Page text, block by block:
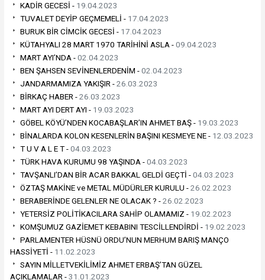
KADİR GECESİ - 19.04.2023
TUVALET DEYİP GEÇMEMELİ - 17.04.2023
BURUK BİR CİMCİK GECESİ - 17.04.2023
KÜTAHYALI 28 MART 1970 TARİHİNİ ASLA -09.04.2023
MART AYI’NDA -02.04.2023
BEN ŞAHSEN SEVİNENLERDENİM -02.04.2023
JANDARMAMIZA YAKIŞIR -26.03.2023
BİRKAÇ HABER -26.03.2023
MART AYI DERT AYI - 19.03.2023
GÖBEL KÖYÜ’NDEN KOCABAŞLAR’IN AHMET BAŞ - 19.03.2023
BİNALARDA KOLON KESENLERİN BAŞINI KESMEYE NE - 12.03.2023
T U V A L E T -04.03.2023
TÜRK HAVA KURUMU 98 YAŞINDA -04.03.2023
TAVŞANLI’DAN BİR ACAR BAKKAL GELDİ GEÇTİ -04.03.2023
ÖZTAŞ MAKİNE ve METAL MÜDÜRLER KURULU -26.02.2023
BERABERİNDE GELENLER NE OLACAK ? -26.02.2023
YETERSİZ POLİTİKACILARA SAHİP OLAMAMIZ - 19.02.2023
KOMŞUMUZ GAZİEMET KEBABINI TESCİLLENDİRDİ - 19.02.2023
PARLAMENTER HÜSNÜ ORDU’NUN MERHUM BARIŞ MANÇO
HASSİYETİ - 11.02.2023
SAYIN MİLLETVEKİLİMİZ AHMET ERBAŞ’TAN GÜZEL
AÇIKLAMALAR -31.01.2023